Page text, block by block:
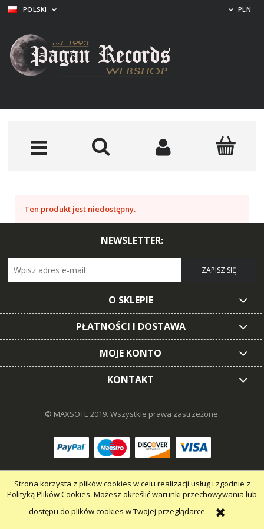
Strona korzysta z plików cookies w celu realizacji usług i zgodnie z
Polityką Plików Cookies. Możesz określić warunki przechowywania lub
dostępu do plików cookies w Twojej przeglądarce.
POLSKI PLN
Ten produkt jest niedostępny.
NEWSLETTER:
ZAPISZ SIĘ
O SKLEPIE
PŁATNOŚCI I DOSTAWA
MOJE KONTO
KONTAKT
© MAXSOTE 2019. Wszystkie prawa zastrzeżone.
pokaż pełną wersję strony